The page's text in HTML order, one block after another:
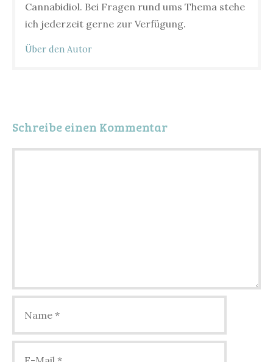
Cannabidiol. Bei Fragen rund ums Thema stehe
ich jederzeit gerne zur Verfügung.
Über den Autor
Schreibe einen Kommentar